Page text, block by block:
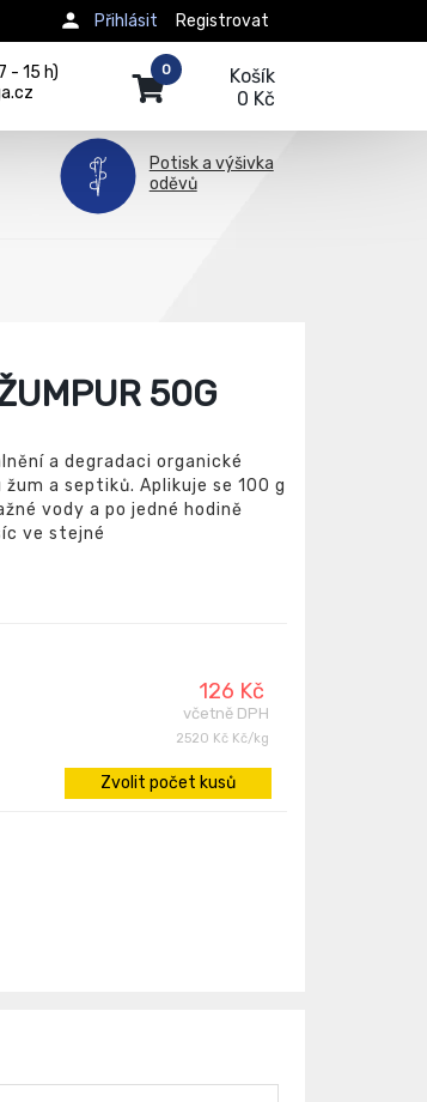
Registrovat
Přihlásit
- 15 h)
Košík
0 Kč
0
Potisk a výšivka
oděvů
50G
a degradaci organické
a septiků. Aplikuje se 100 g
vody a po jedné hodině
ve stejné
126 Kč
včetně DPH
2520 Kč Kč/kg
Zvolit počet kusů